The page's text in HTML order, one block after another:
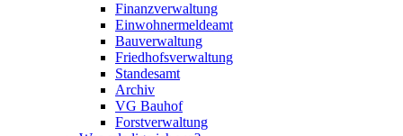
Finanzverwaltung
Einwohnermeldeamt
Bauverwaltung
Friedhofsverwaltung
Standesamt
Archiv
VG Bauhof
Forstverwaltung